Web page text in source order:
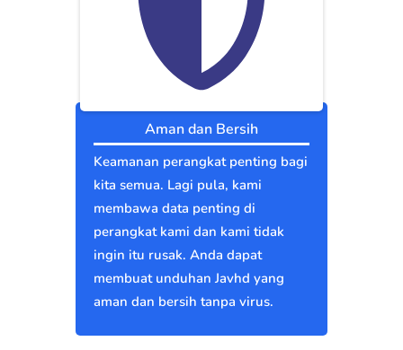
Aman dan Bersih
Keamanan perangkat penting bagi
kita semua. Lagi pula, kami
membawa data penting di
perangkat kami dan kami tidak
ingin itu rusak. Anda dapat
membuat unduhan Javhd yang
aman dan bersih tanpa virus.